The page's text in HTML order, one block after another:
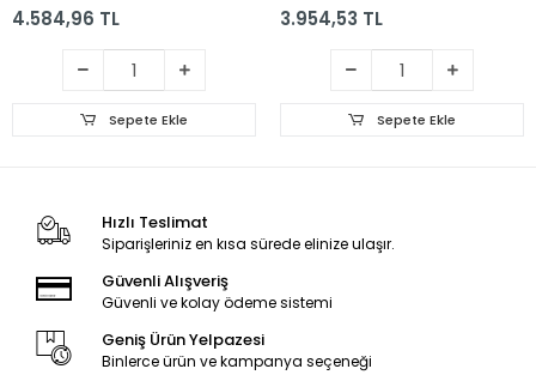
4.584,96 TL
Sepete Ekle
3.954,53 TL
Sepete Ekle
Hızlı Teslimat
Siparişleriniz en kısa sürede elinize ulaşır.
Güvenli Alışveriş
Güvenli ve kolay ödeme sistemi
Geniş Ürün Yelpazesi
Binlerce ürün ve kampanya seçeneği